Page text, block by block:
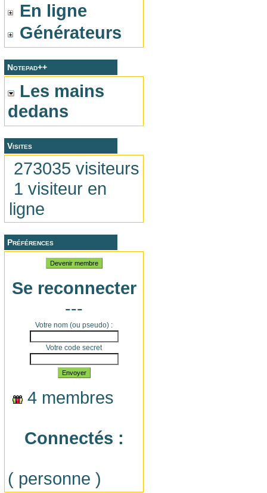
En ligne
Générateurs
Notepad++
Les mains
dedans
Visites
273035 visiteurs
1 visiteur en
ligne
Préférences
Devenir membre
Se reconnecter
---
Votre nom (ou pseudo) :
Votre code secret
Envoyer
4 membres
Connectés :
( personne )